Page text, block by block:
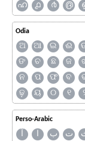
ഹ
൧ ൪ ൫
Odia
ଅ ଆ ଇ ଈ
ଙ
ଚ ଛ ଜ
ନ
ପ ଫ ବ
ଢ଼
ୟ ୦ ୧
Perso-Arabic
آ ا ب ت